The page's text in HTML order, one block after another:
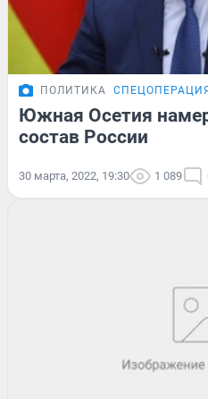
ПОЛИТИКА
Южная Осетия
состав России
30 марта, 2022, 19:30 1 089